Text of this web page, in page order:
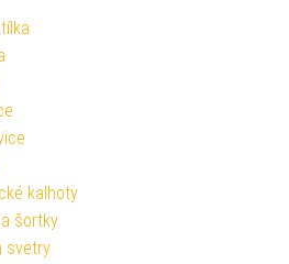
kalhoty
šortky
svetry